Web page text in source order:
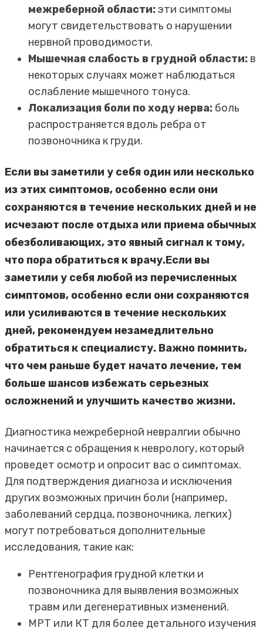
межреберной области:эти симптомы
могут свидетельствовать о нарушении
нервной проводимости.
Мышечная слабость в грудной области: в
некоторых случаях может наблюдаться
ослабление мышечного тонуса.
Локализация боли по ходу нерва: боль
распространяется вдоль ребра от
позвоночника к груди.
Если вы заметили у себя один или несколько
из этих симптомов, особенно если они
сохраняются в течение нескольких дней и не
исчезают после отдыха или приема обычных
обезболивающих, это явный сигнал к тому,
что пора обратиться к врачу.Если вы
заметили у себя любой из перечисленных
симптомов, особенно если они сохраняются
или усиливаются в течение нескольких
дней, рекомендуем незамедлительно
обратиться к специалисту. Важно помнить,
что чем раньше будет начато лечение, тем
больше шансов избежать серьезных
осложнений и улучшить качество жизни.
Диагностика межреберной невралгии обычно
начинается с обращения к неврологу, который
проведет осмотр и опросит вас о симптомах.
Для подтверждения диагноза и исключения
других возможных причин боли (например,
заболеваний сердца, позвоночника, легких)
могут потребоваться дополнительные
исследования, такие как:
Рентгенография грудной клетки и
позвоночника для выявления возможных
травм или дегенеративных изменений.
МРТ или КТ для более детального изучения